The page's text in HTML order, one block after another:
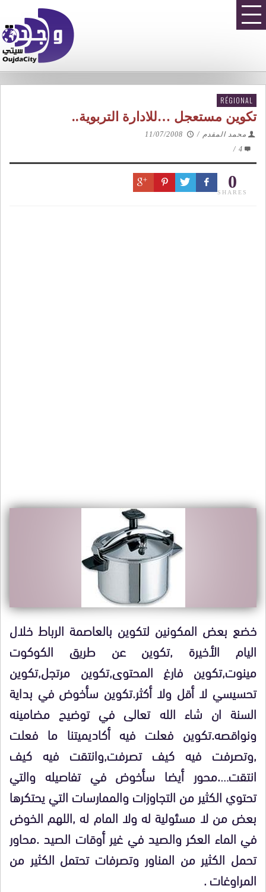
RÉGIONAL
تكوين مستعجل …للادارة التربوية..
محمد المقدم /
11/07/2008
4
/
0
SHARES
خضع بعض المكونين لتكوين بالعاصمة الرباط خلال
اليام الأخيرة ,تكوين عن طريق الكوكوت
مينوت,تكوين فارغ المحتوى,تكوين مرتجل,تكوين
تحسيسي لا أقل ولا أكثر.تكوين سأخوض في بداية
السنة ان شاء الله تعالى في توضيح مضامينه
ونواقصه.تكوين فعلت فيه أكاديميتنا ما فعلت
,وتصرفت فيه كيف تصرفت,وانتقت فيه كيف
انتقت….محور أيضا سأخوض في تفاصيله والتي
تحتوي الكثير من التجاوزات والممارسات التي يحتكرها
بعض من لا مسئولية له ولا المام له ,اللهم الخوض
في الماء العكر والصيد في غير أوقات الصيد .محاور
تحمل الكثير من المناور وتصرفات تحتمل الكثير من
المراوغات .